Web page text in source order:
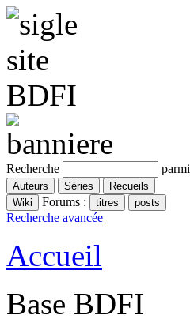
Recherche parmi
Forums :
Recherche avancée
Accueil
Base BDFI